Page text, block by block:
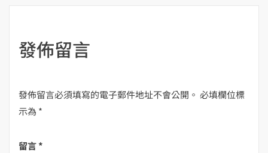
發佈留言
發佈留言必須填寫的電子郵件地址不會公開。 必填欄位標
示為 *
留言*